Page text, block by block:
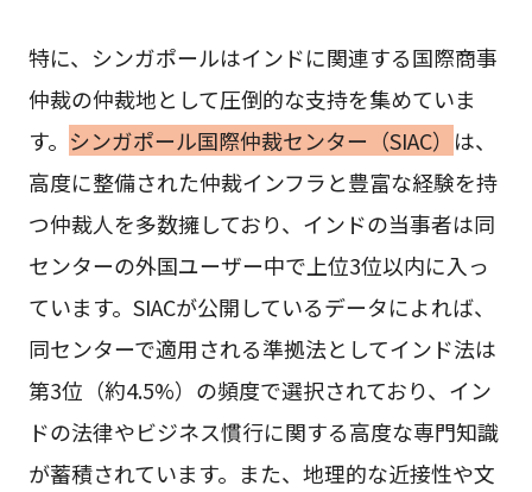
特に、シンガポールはインドに関連する国際商事
仲裁の仲裁地として圧倒的な支持を集めていま
す。 シンガポール国際仲裁センター（SIAC） は、
高度に整備された仲裁インフラと豊富な経験を持
つ仲裁人を多数擁しており、インドの当事者は同
センターの外国ユーザー中で上位3位以内に入っ
ています。SIACが公開しているデータによれば、
同センターで適用される準拠法としてインド法は
第3位（約4.5%）の頻度で選択されており、イン
ドの法律やビジネス慣行に関する高度な専門知識
が蓄積されています。また、地理的な近接性や文